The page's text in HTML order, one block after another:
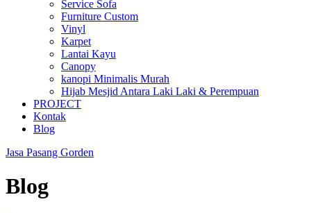
Service Sofa
Furniture Custom
Vinyl
Karpet
Lantai Kayu
Canopy
kanopi Minimalis Murah
Hijab Mesjid Antara Laki Laki & Perempuan
PROJECT
Kontak
Blog
Jasa Pasang Gorden
Blog